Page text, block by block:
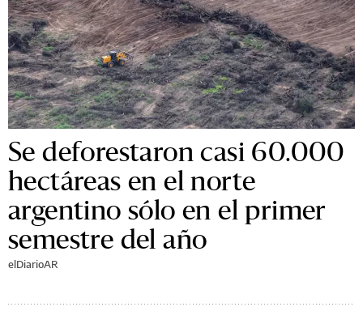
Se deforestaron casi 60.000
hectáreas en el norte
argentino sólo en el primer
semestre del año
elDiarioAR